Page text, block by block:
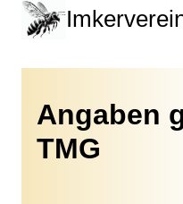
Zum
Inhalt
springen
Angaben
TMG